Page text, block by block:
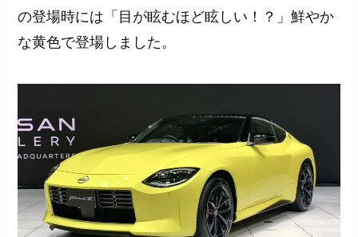
の登場時には「目が眩むほど眩しい！？」鮮やか
な黄色で登場しました。